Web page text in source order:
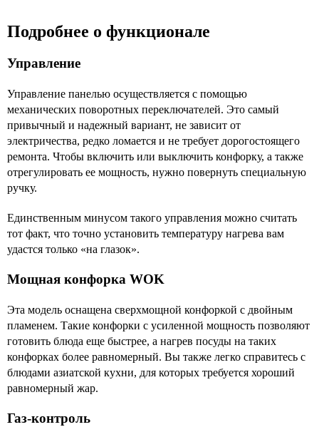
Подробнее о функционале
Управление
Управление панелью осуществляется с помощью
механических поворотных переключателей. Это самый
привычный и надежный вариант, не зависит от
электричества, редко ломается и не требует дорогостоящего
ремонта. Чтобы включить или выключить конфорку, а также
отрегулировать ее мощность, нужно повернуть специальную
ручку.
Единственным минусом такого управления можно считать
тот факт, что точно установить температуру нагрева вам
удастся только «на глазок».
Мощная конфорка WOK
Эта модель оснащена сверхмощной конфоркой с двойным
пламенем. Такие конфорки с усиленной мощность позволяют
готовить блюда еще быстрее, а нагрев посуды на таких
конфорках более равномерный. Вы также легко справитесь с
блюдами азиатской кухни, для которых требуется хороший
равномерный жар.
Газ-контроль